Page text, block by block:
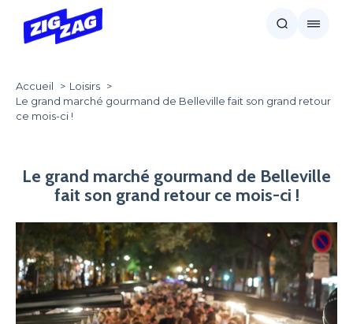
Accueil
Loisirs
Le grand marché gourmand de Belleville fait son grand retour
ce mois-ci !
Le grand marché gourmand de Belleville
fait son grand retour ce mois-ci !